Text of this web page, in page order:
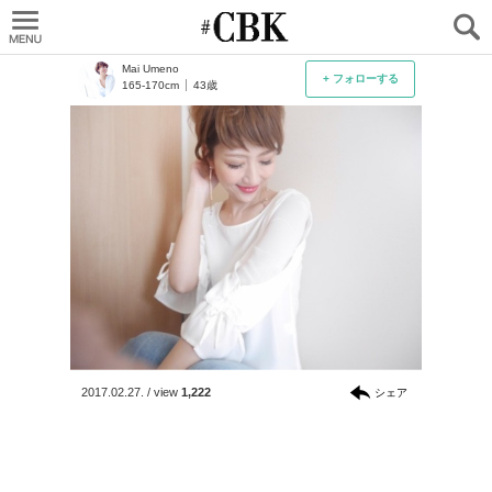
+ フォローする
Mai Umeno
165-170cm
43歳
2017.02.27. / view 1,222 シェア